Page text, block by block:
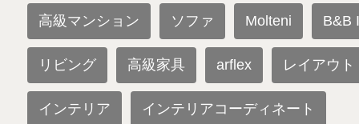
高級マンション ソファ Molteni B&B
リビング 高級家具 arflex レイアウト
インテリア インテリアコーディネート